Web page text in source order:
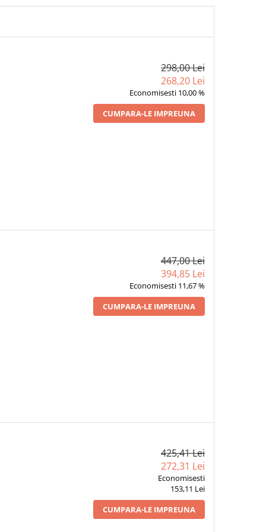
298,00 Lei
268,20 Lei
Economisesti 10,00 %
CUMPARA-LE IMPREUNA
447,00 Lei
394,85 Lei
Economisesti 11,67 %
CUMPARA-LE IMPREUNA
425,41 Lei
272,31 Lei
Economisesti
153,11 Lei
CUMPARA-LE IMPREUNA